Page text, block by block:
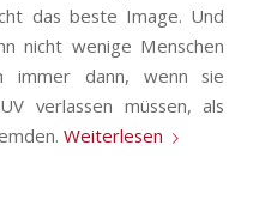
das beste Image. Und
nicht wenige Menschen
immer dann, wenn sie
verlassen müssen, als
Weiterlesen